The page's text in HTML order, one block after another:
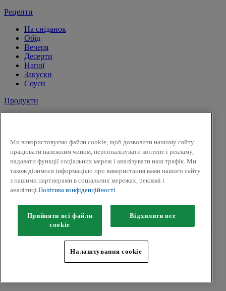
Рецепти
На сніданок
Обід
Вечеря
Десерти
Напої
Закуски
Соуси
Продукти
Суміші трав
До солодких страв і напоїв
Смак Вогню
Приправи для засолки та маринування
Гірчиця
Twitter
право © 2026 Kamis (McCormick & Company, Inc).
Всі права захищені.
Політика конфіденційності
Положення та умови
Ми використовуємо файли cookie, щоб дозволити нашому сайту
працювати належним чином, персоналізувати контент і рекламу,
надавати функції соціальних мереж і аналізувати наш трафік. Ми
також ділимося інформацією про використання вами нашого сайту
з нашими партнерами в соціальних мережах, рекламі і
аналітиці. Політика конфіденційності
Прийняти всі файли
сookie
Відхилити все
Налаштування cookie